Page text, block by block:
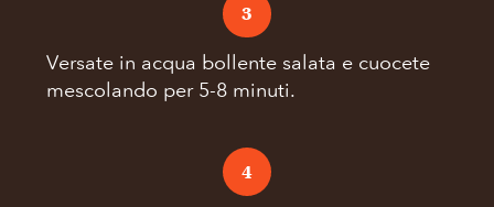
3
Versate in acqua bollente salata e cuocete
mescolando per 5-8 minuti.
4